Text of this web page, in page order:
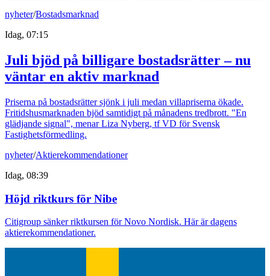
nyheter/Bostadsmarknad
Idag, 07:15
Juli bjöd på billigare bostadsrätter – nu
väntar en aktiv marknad
Priserna på bostadsrätter sjönk i juli medan villapriserna ökade.
Fritidshusmarknaden bjöd samtidigt på månadens tredbrott. "En
glädjande signal", menar Liza Nyberg, tf VD för Svensk
Fastighetsförmedling.
nyheter/Aktierekommendationer
Idag, 08:39
Höjd riktkurs för Nibe
Citigroup sänker riktkursen för Novo Nordisk. Här är dagens
aktierekommendationer.